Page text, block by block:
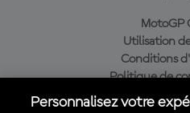
MotoGP
Utilisation
Conditions
Politique de
Politique
Personnalisez votre